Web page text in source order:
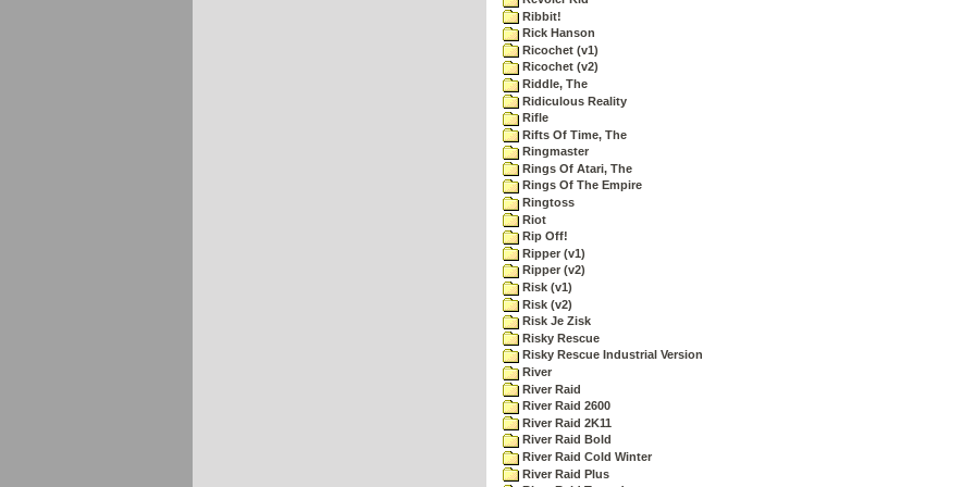
Ribbit!
Rick Hanson
Ricochet (v1)
Ricochet (v2)
Riddle, The
Ridiculous Reality
Rifle
Rifts Of Time, The
Ringmaster
Rings Of Atari, The
Rings Of The Empire
Ringtoss
Riot
Rip Off!
Ripper (v1)
Ripper (v2)
Risk (v1)
Risk (v2)
Risk Je Zisk
Risky Rescue
Risky Rescue Industrial Version
River
River Raid
River Raid 2600
River Raid 2K11
River Raid Bold
River Raid Cold Winter
River Raid Plus